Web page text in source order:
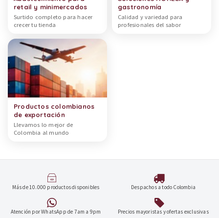
retail y minimercados
Surtido completo para hacer
crecer tu tienda
gastronomía
Calidad y variedad para
profesionales del sabor
Productos colombianos
de exportación
Llevamos lo mejor de
Colombia al mundo
Más de 10.000 productos disponibles Despachos a todo Colombia
Atención por WhatsApp de 7am a 9pm Precios mayoristas y ofertas exclusivas